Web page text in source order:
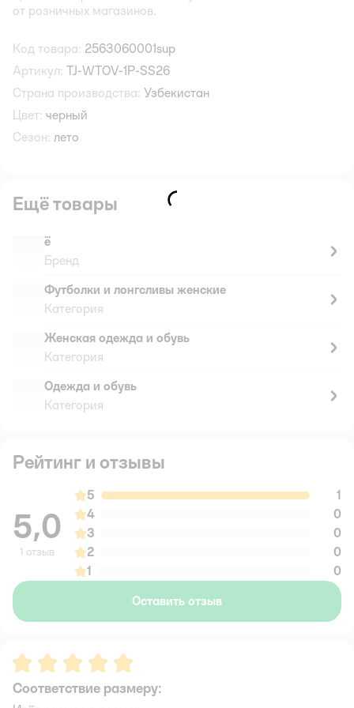
от розничных магазинов.
Код товара: 2563060001sup
Артикул: TJ-WTOV-1P-SS26
Страна производства: Узбекистан
Цвет: черный
Сезон: лето
Ещё товары
ё
Бренд
Футболки и лонгсливы женские
Категория
Женская одежда и обувь
Категория
Одежда и обувь
Категория
Рейтинг и отзывы
5,0
1 отзыв
5
1
4
0
3
0
2
0
1
0
Оставить отзыв
Рейтинг:5
Соответствие размеру: